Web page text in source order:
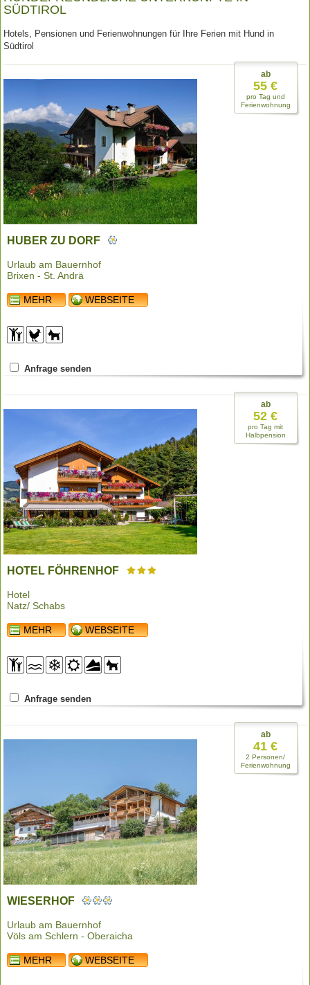
SÜDTIROL
Hotels, Pensionen und Ferienwohnungen für Ihre Ferien mit Hund in
Südtirol
HUBER ZU DORF
Urlaub am Bauernhof
Brixen - St. Andrä
MEHR WEBSEITE
Anfrage senden
ab
55 €
pro Tag und
Ferienwohnung
HOTEL FÖHRENHOF
Hotel
Natz/ Schabs
MEHR WEBSEITE
Anfrage senden
ab
52 €
pro Tag mit
Halbpension
WIESERHOF
Urlaub am Bauernhof
Völs am Schlern - Oberaicha
MEHR WEBSEITE
ab
41 €
2 Personen/
Ferienwohnung